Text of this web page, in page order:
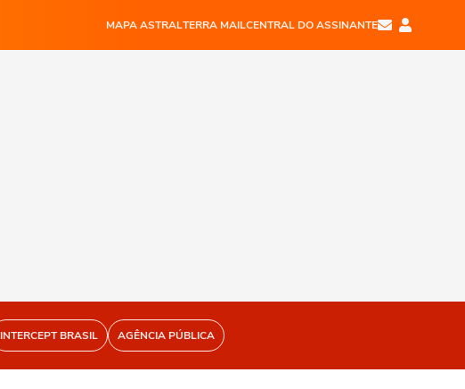
MAPA ASTRALTERRA MAILCENTRAL DO ASSINANTE
INTERCEPT BRASIL AGÊNCIA PÚBLICA